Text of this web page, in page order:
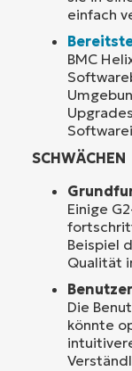
einfach
BMC
SCHWÄCHEN
Einige
Beispiel
Qualität
Die
könnte